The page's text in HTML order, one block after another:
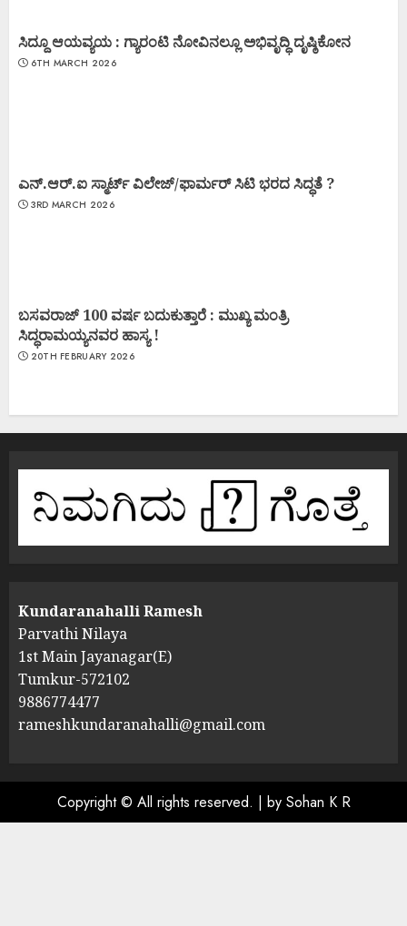
ಸಿದ್ದೂ ಆಯವ್ಯಯ : ಗ್ಯಾರಂಟಿ ನೋವಿನಲ್ಲೂ ಅಭಿವೃದ್ಧಿ ದೃಷ್ಠಿಕೋನ
6TH MARCH 2026
ಎನ್.ಆರ್.ಐ ಸ್ಮಾರ್ಟ್ ವಿಲೇಜ್/ಫಾರ್ಮರ್ ಸಿಟಿ ಭರದ ಸಿದ್ಧತೆ ?
3RD MARCH 2026
ಬಸವರಾಜ್ 100 ವರ್ಷ ಬದುಕುತ್ತಾರೆ : ಮುಖ್ಯ ಮಂತ್ರಿ
ಸಿದ್ಧರಾಮಯ್ಯನವರ ಹಾಸ್ಯ !
20TH FEBRUARY 2026
Kundaranahalli Ramesh
Parvathi Nilaya
1st Main Jayanagar(E)
Tumkur-572102
9886774477
rameshkundaranahalli@gmail.com
Copyright © All rights reserved. | by Sohan K R